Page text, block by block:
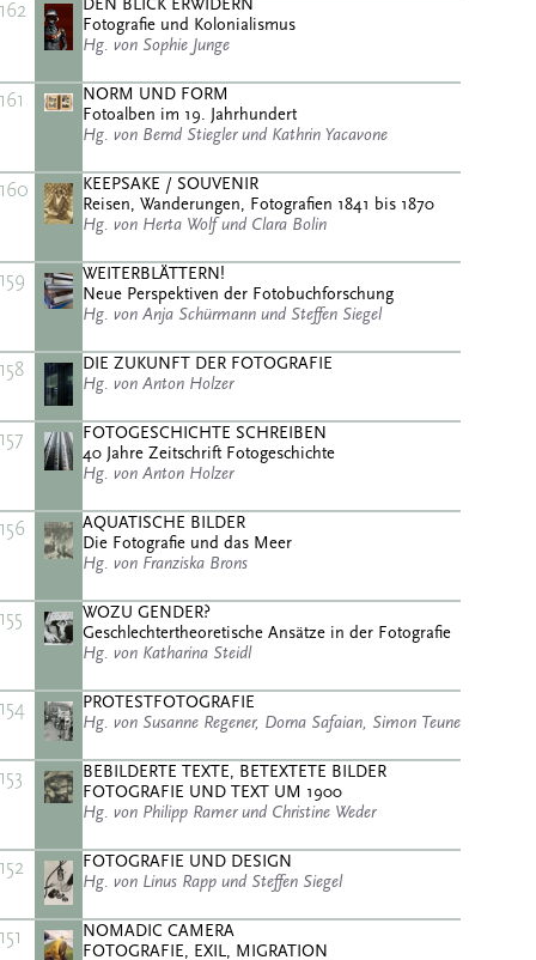
162
DEN BLICK ERWIDERN
Fotografie und Kolonialismus
Hg. von Sophie Junge
161
NORM UND FORM
Fotoalben im 19. Jahrhundert
Hg. von Bernd Stiegler und Kathrin Yacavone
160
KEEPSAKE / SOUVENIR
Reisen, Wanderungen, Fotografien 1841 bis 1870
Hg. von Herta Wolf und Clara Bolin
159
WEITERBLÄTTERN!
Neue Perspektiven der Fotobuchforschung
Hg. von Anja Schürmann und Steffen Siegel
158
DIE ZUKUNFT DER FOTOGRAFIE
Hg. von Anton Holzer
157
FOTOGESCHICHTE SCHREIBEN
40 Jahre Zeitschrift Fotogeschichte
Hg. von Anton Holzer
156
AQUATISCHE BILDER
Die Fotografie und das Meer
Hg. von Franziska Brons
155
WOZU GENDER?
Geschlechtertheoretische Ansätze in der Fotografie
Hg. von Katharina Steidl
154
PROTESTFOTOGRAFIE
Hg. von Susanne Regener, Dorna Safaian, Simon Teune
153
BEBILDERTE TEXTE, BETEXTETE BILDER
FOTOGRAFIE UND TEXT UM 1900
Hg. von Philipp Ramer und Christine Weder
152
FOTOGRAFIE UND DESIGN
Hg. von Linus Rapp und Steffen Siegel
151
NOMADIC CAMERA
FOTOGRAFIE, EXIL, MIGRATION